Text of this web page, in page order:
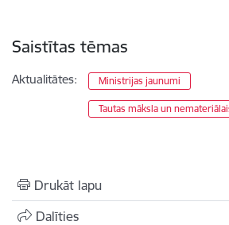
Saistītas tēmas
Aktualitātes: Ministrijas jaunumi
Tautas māksla un
Drukāt lapu
Dalīties